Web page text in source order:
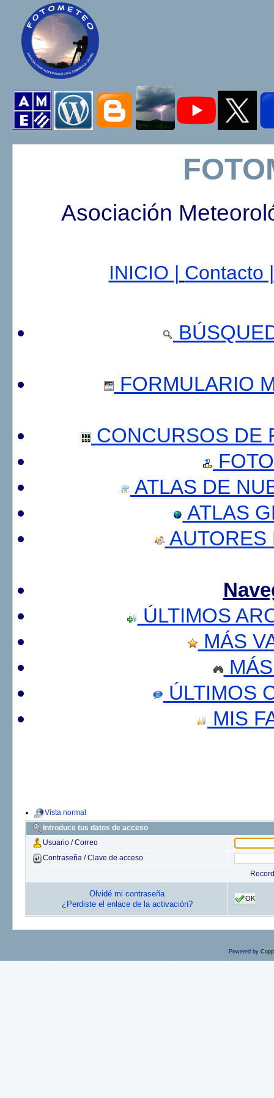
Asociación
INICIO | Contacto |
FORMULARIO
CONCURSOS DE
ATLAS DE
ATLAS
AUTORES
ÚLTIMOS
MÁS
ÚLTIMOS
MIS
Vista normal
Introduce tus datos de acceso
Usuario / Correo
Contraseña / Clave de acceso
Olvidé mi contraseña
¿Perdiste el enlace de la activación?
OK
Powered by